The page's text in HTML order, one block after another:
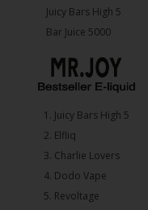
Juicy Bars High 5
Bar Juice 5000
1.⁠ ⁠Juicy Bars High 5
2.⁠ ⁠⁠Elfliq
3.⁠ ⁠⁠Charlie Lovers
4.⁠ ⁠⁠Dodo Vape
5. ⁠Revoltage